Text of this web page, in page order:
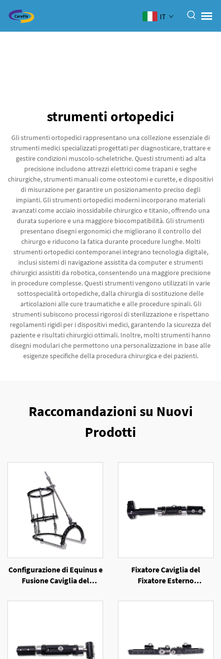
IT
strumenti ortopedici
Gli strumenti ortopedici rappresentano una collezione essenziale di
strumenti medici specializzati progettati per diagnosticare, trattare e
gestire condizioni muscolo-scheletriche. Questi strumenti ad alta
precisione includono attrezzi elettrici come trapani e seghe
chirurgiche, strumenti manuali come osteotomi e curette, e dispositivi
di misurazione per garantire un posizionamento preciso degli
impianti. Gli strumenti ortopedici moderni incorporano materiali
avanzati come acciaio inossidabile chirurgico e titanio, offrendo una
durata superiore e una maggiore biocompatibilità. Gli strumenti
presentano disegni ergonomici che migliorano il controllo del
chirurgo e riducono la fatica durante procedure lunghe. Molti
strumenti ortopedici contemporanei integrano tecnologia digitale,
inclusi sistemi di navigazione assistita da computer e strumenti
chirurgici assistiti da robotica, consentendo una maggiore precisione
in procedure complesse. Questi strumenti vengono utilizzati in varie
sottospecialità ortopediche, dalla chirurgia di sostituzione delle
articolazioni alle cure traumatiche e alle procedure spinali. Gli
strumenti subiscono processi rigorosi di sterilizzazione e rispettano
regolamenti rigidi per i dispositivi medici, garantendo la sicurezza del
paziente e risultati chirurgici ottimali. Inoltre, molti strumenti hanno
disegni modulari che permettono una personalizzazione in base alle
esigenze specifiche della procedura chirurgica e dei pazienti.
Raccomandazioni su Nuovi
Prodotti
Configurazione di Equinus e
Fusione Caviglia del
Fixatore Caviglia del
Fixatore Esterno